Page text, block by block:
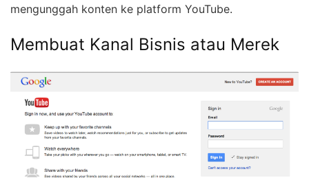
mengunggah konten ke platform YouTube.
Membuat Kanal Bisnis atau Merek